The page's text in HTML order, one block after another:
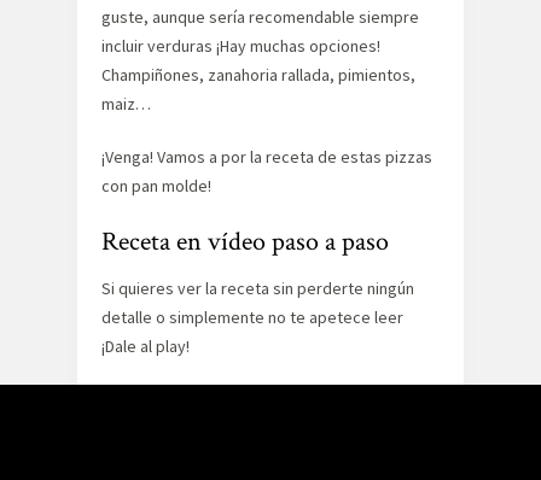
guste, aunque sería recomendable siempre
incluir verduras ¡Hay muchas opciones!
Champiñones, zanahoria rallada, pimientos,
maiz…
¡Venga! Vamos a por la receta de estas pizzas
con pan molde!
Receta en vídeo paso a paso
Si quieres ver la receta sin perderte ningún
detalle o simplemente no te apetece leer
¡Dale al play!